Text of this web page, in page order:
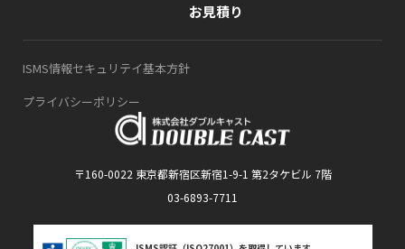
〒160-0022 東京都新宿区新宿1-9-1 第2タケビル 7階
03-6893-7711
お見積り
ISMS情報セキュリテイ基本方針
プライバシーポリシー